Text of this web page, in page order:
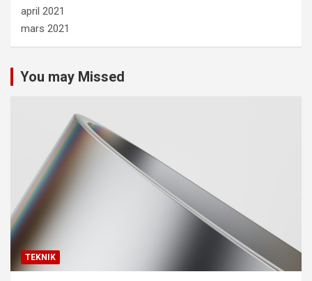
april 2021
mars 2021
You may Missed
TEKNIK